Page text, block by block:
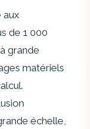
aux
de 1 000
grande
matériels
échelle,